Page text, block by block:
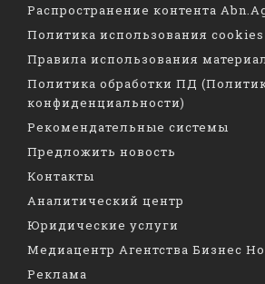
Распространение контента
Политика использования cookies
Правила использования
Политика обработки ПД
конфиденциальности)
Рекомендательные системы
Предложить новость
Контакты
Аналитический центр
Юридические услуги
Медиацентр Агентства Бизнес
Реклама